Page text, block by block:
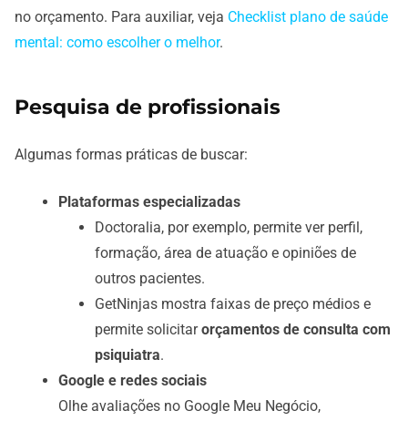
no orçamento. Para auxiliar, veja Checklist plano de saúde
mental: como escolher o melhor.
Pesquisa de profissionais
Algumas formas práticas de buscar:
Plataformas especializadas
Doctoralia, por exemplo, permite ver perfil,
formação, área de atuação e opiniões de
outros pacientes.
GetNinjas mostra faixas de preço médios e
permite solicitarorçamentos de consulta com
psiquiatra.
Google e redes sociais
Olhe avaliações no Google Meu Negócio,